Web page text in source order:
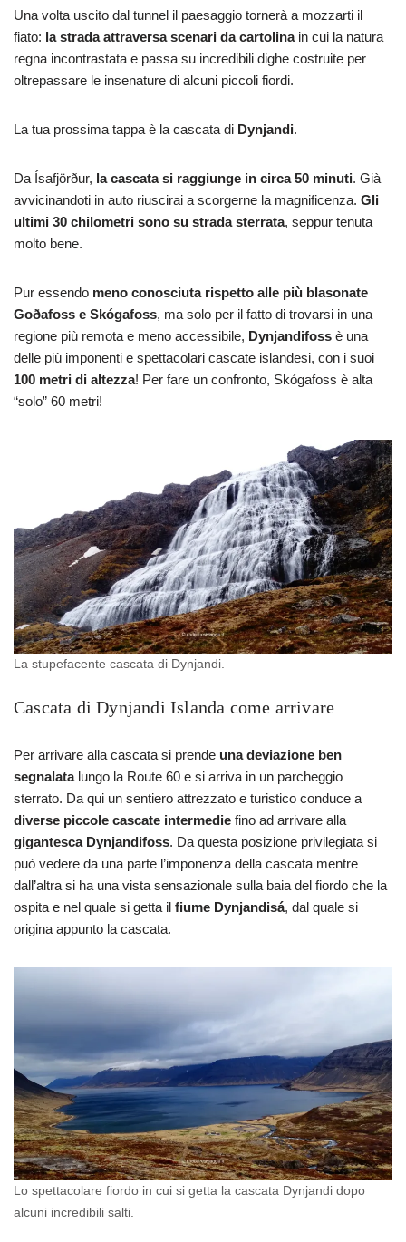
Una volta uscito dal tunnel il paesaggio tornerà a mozzarti il
fiato: la strada attraversa scenari da cartolinain cui la natura
regna incontrastata e passa su incredibili dighe costruite per
oltrepassare le insenature di alcuni piccoli fiordi.
La tua prossima tappa è la cascata di Dynjandi.
Da Ísafjörður, la cascata si raggiunge in circa 50 minuti. Già
avvicinandoti in auto riuscirai a scorgerne la magnificenza. Gli
ultimi 30 chilometri sono su strada sterrata, seppur tenuta
molto bene.
Pur essendo meno conosciuta rispetto alle più blasonate
Goðafoss e Skógafoss, ma solo per il fatto di trovarsi in una
regione più remota e meno accessibile, Dynjandifoss è una
delle più imponenti e spettacolari cascate islandesi, con i suoi
100 metri di altezza! Per fare un confronto, Skógafoss è alta
“solo” 60 metri!
La stupefacente cascata di Dynjandi.
Cascata di Dynjandi Islanda come arrivare
Per arrivare alla cascata si prende una deviazione ben
segnalatalungo la Route 60 e si arriva in un parcheggio
sterrato. Da qui un sentiero attrezzato e turistico conduce a
diverse piccole cascate intermedie fino ad arrivare alla
gigantesca Dynjandifoss. Da questa posizione privilegiata si
può vedere da una parte l’imponenza della cascata mentre
dall’altra si ha una vista sensazionale sulla baia del fiordo che la
ospita e nel quale si getta il fiume Dynjandisá, dal quale si
origina appunto la cascata.
Lo spettacolare fiordo in cui si getta la cascata Dynjandi dopo
alcuni incredibili salti.